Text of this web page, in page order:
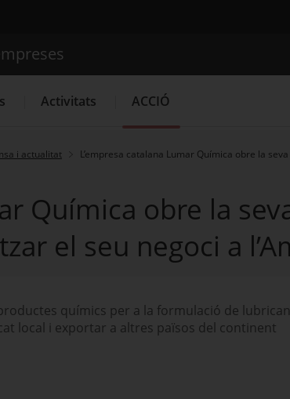
Cercador
Activitats ACCIÓ
i actualitat
L’empresa catalana Lumar Química obre la
Química obre la
el seu negoci a
químics per a la formulació de
local i exportar a altres països del continent